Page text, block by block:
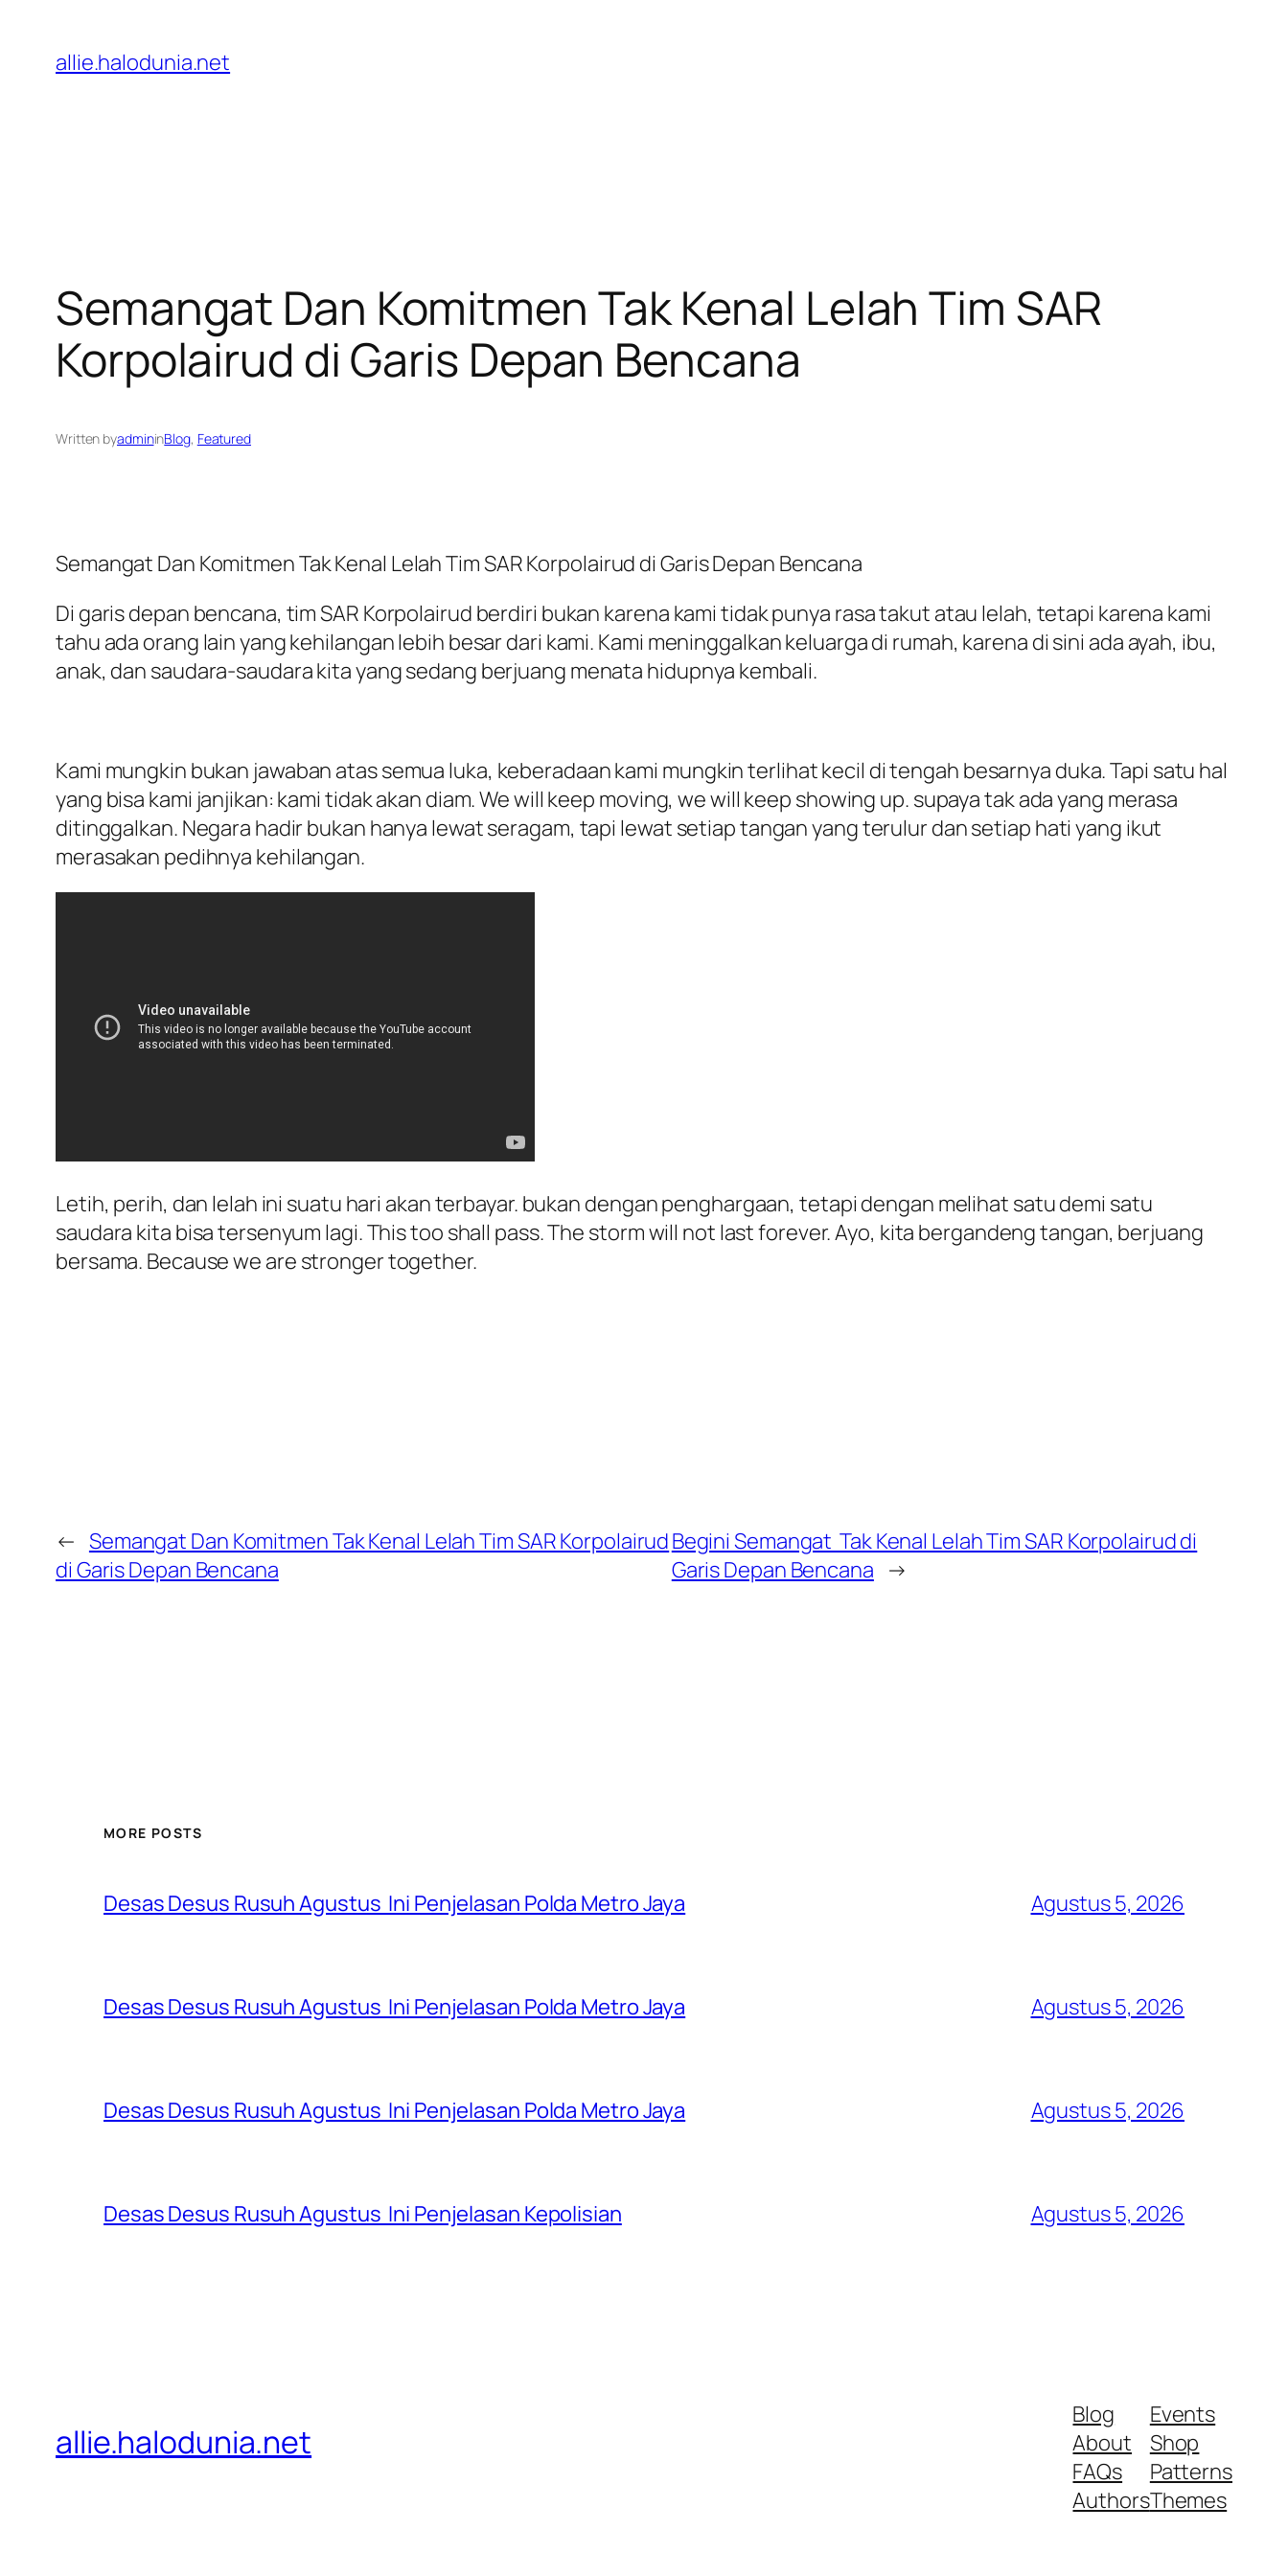
konten
allie.halodunia.net
Semangat Dan Komitmen Tak Kenal Lelah Tim SAR
Korpolairud di Garis Depan Bencana
Written byadmininBlog, Featured
Semangat Dan Komitmen Tak Kenal Lelah Tim SAR Korpolairud di Garis Depan Bencana
Di garis depan bencana, tim SAR Korpolairud berdiri bukan karena kami tidak punya rasa takut atau lelah, tetapi karena kami
tahu ada orang lain yang kehilangan lebih besar dari kami. Kami meninggalkan keluarga di rumah, karena di sini ada ayah, ibu,
anak, dan saudara-saudara kita yang sedang berjuang menata hidupnya kembali.
Kami mungkin bukan jawaban atas semua luka, keberadaan kami mungkin terlihat kecil di tengah besarnya duka. Tapi satu hal
yang bisa kami janjikan: kami tidak akan diam. We will keep moving, we will keep showing up. supaya tak ada yang merasa
ditinggalkan. Negara hadir bukan hanya lewat seragam, tapi lewat setiap tangan yang terulur dan setiap hati yang ikut
merasakan pedihnya kehilangan.
Letih, perih, dan lelah ini suatu hari akan terbayar. bukan dengan penghargaan, tetapi dengan melihat satu demi satu
saudara kita bisa tersenyum lagi. This too shall pass. The storm will not last forever. Ayo, kita bergandeng tangan, berjuang
bersama. Because we are stronger together.
← Semangat Dan Komitmen Tak Kenal Lelah Tim SAR Korpolairud
di Garis Depan Bencana
Begini Semangat Tak Kenal Lelah Tim SAR Korpolairud di
Garis Depan Bencana →
MORE POSTS
Desas Desus Rusuh Agustus Ini Penjelasan Polda Metro Jaya Agustus 5, 2026
Desas Desus Rusuh Agustus Ini Penjelasan Polda Metro Jaya Agustus 5, 2026
Desas Desus Rusuh Agustus Ini Penjelasan Polda Metro Jaya Agustus 5, 2026
Desas Desus Rusuh Agustus Ini Penjelasan Kepolisian Agustus 5, 2026
allie.halodunia.net
Blog
About
FAQs
Authors
Events
Shop
Patterns
Themes